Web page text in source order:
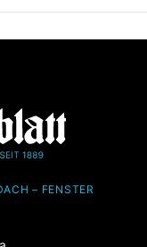
– FENSTER